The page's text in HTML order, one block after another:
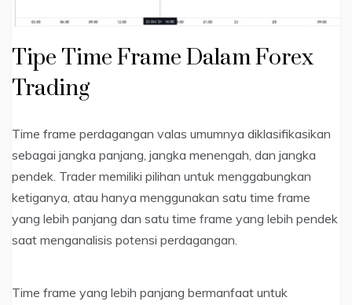
Tipe Time Frame Dalam Forex
Trading
Time frame perdagangan valas umumnya diklasifikasikan
sebagai jangka panjang, jangka menengah, dan jangka
pendek. Trader memiliki pilihan untuk menggabungkan
ketiganya, atau hanya menggunakan satu time frame
yang lebih panjang dan satu time frame yang lebih pendek
saat menganalisis potensi perdagangan.
Time frame yang lebih panjang bermanfaat untuk